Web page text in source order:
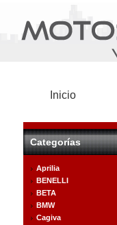
Inicio
Categorías
Aprilia
BENELLI
BETA
BMW
Cagiva